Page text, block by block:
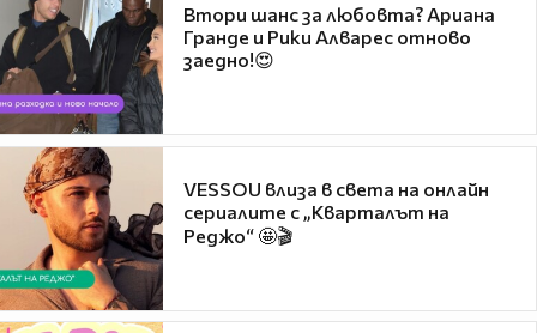
Втори шанс за любовта? Ариана
Гранде и Рики Алварес отново
заедно!😍
VESSOU влиза в света на онлайн
сериалите с „Кварталът на
Реджо“ 🤩🎬